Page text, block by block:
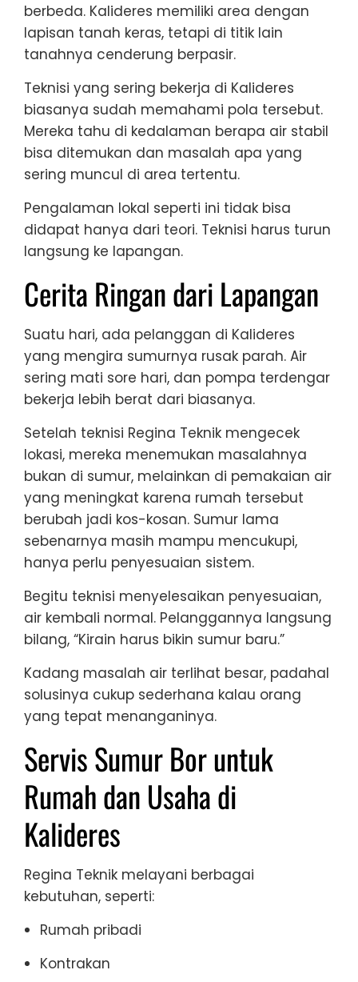
berbeda. Kalideres memiliki area dengan
lapisan tanah keras, tetapi di titik lain
tanahnya cenderung berpasir.
Teknisi yang sering bekerja di Kalideres
biasanya sudah memahami pola tersebut.
Mereka tahu di kedalaman berapa air stabil
bisa ditemukan dan masalah apa yang
sering muncul di area tertentu.
Pengalaman lokal seperti ini tidak bisa
didapat hanya dari teori. Teknisi harus turun
langsung ke lapangan.
Cerita Ringan dari Lapangan
Suatu hari, ada pelanggan di Kalideres
yang mengira sumurnya rusak parah. Air
sering mati sore hari, dan pompa terdengar
bekerja lebih berat dari biasanya.
Setelah teknisi Regina Teknik mengecek
lokasi, mereka menemukan masalahnya
bukan di sumur, melainkan di pemakaian air
yang meningkat karena rumah tersebut
berubah jadi kos-kosan. Sumur lama
sebenarnya masih mampu mencukupi,
hanya perlu penyesuaian sistem.
Begitu teknisi menyelesaikan penyesuaian,
air kembali normal. Pelanggannya langsung
bilang, “Kirain harus bikin sumur baru.”
Kadang masalah air terlihat besar, padahal
solusinya cukup sederhana kalau orang
yang tepat menanganinya.
Servis Sumur Bor untuk
Rumah dan Usaha di
Kalideres
Regina Teknik melayani berbagai
kebutuhan, seperti:
Rumah pribadi
Kontrakan